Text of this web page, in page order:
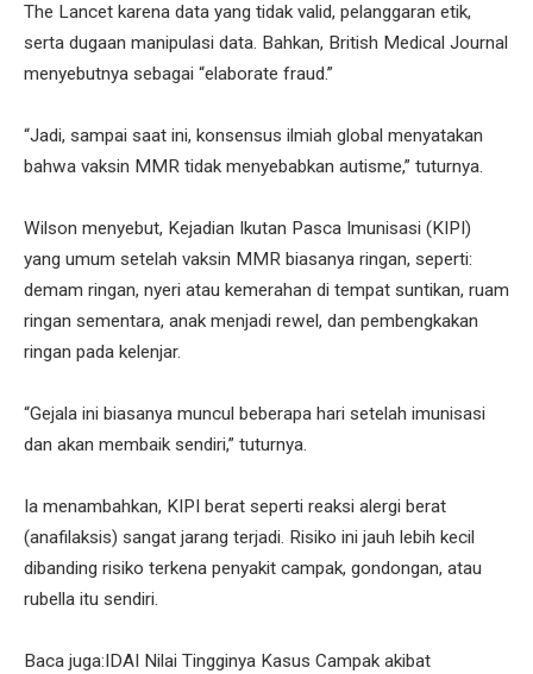
The Lancet karena data yang tidak valid, pelanggaran etik,
serta dugaan manipulasi data. Bahkan, British Medical Journal
menyebutnya sebagai “elaborate fraud.”
“Jadi, sampai saat ini, konsensus ilmiah global menyatakan
bahwa vaksin MMR tidak menyebabkan autisme,” tuturnya.
Wilson menyebut, Kejadian Ikutan Pasca Imunisasi (KIPI)
yang umum setelah vaksin MMR biasanya ringan, seperti:
demam ringan, nyeri atau kemerahan di tempat suntikan, ruam
ringan sementara, anak menjadi rewel, dan pembengkakan
ringan pada kelenjar.
“Gejala ini biasanya muncul beberapa hari setelah imunisasi
dan akan membaik sendiri,” tuturnya.
Ia menambahkan, KIPI berat seperti reaksi alergi berat
(anafilaksis) sangat jarang terjadi. Risiko ini jauh lebih kecil
dibanding risiko terkena penyakit campak, gondongan, atau
rubella itu sendiri.
Baca juga:IDAI Nilai Tingginya Kasus Campak akibat